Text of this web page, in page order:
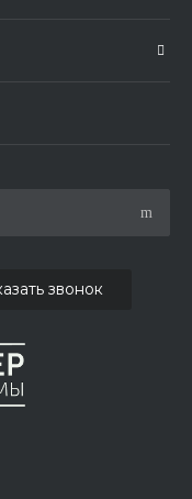
звонок